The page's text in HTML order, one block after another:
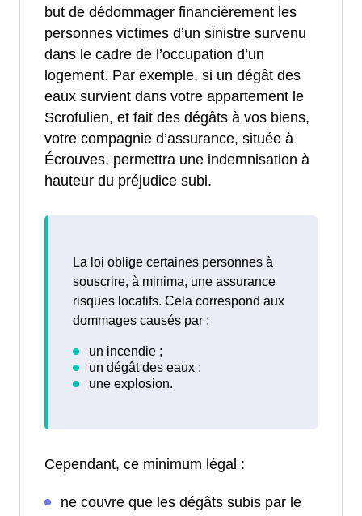
but de dédommager financièrement les
personnes victimes d’un sinistre survenu
dans le cadre de l’occupation d’un
logement. Par exemple, si un dégât des
eaux survient dans votre appartement le
Scrofulien, et fait des dégâts à vos biens,
votre compagnie d’assurance, située à
Écrouves, permettra une indemnisation à
hauteur du préjudice subi.
La loi oblige certaines personnes à
souscrire, à minima, une assurance
risques locatifs. Cela correspond aux
dommages causés par :
Cependant, ce minimum légal :
ne couvre que les dégâts subis par le